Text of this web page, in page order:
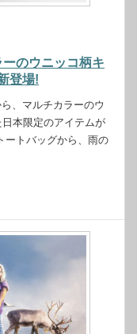
のウニッコ柄キ
登場!
、マルチカラーのウ
本限定のアイテムが
ートバッグから、雨の